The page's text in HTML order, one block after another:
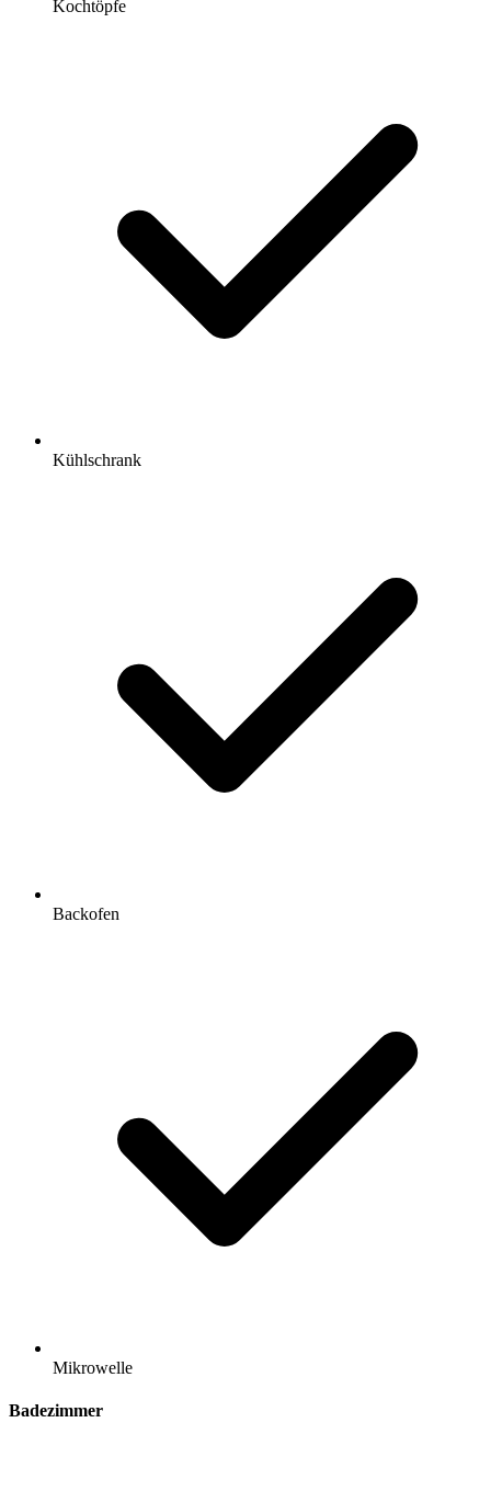
Kochtöpfe
Kühlschrank
Backofen
Mikrowelle
Badezimmer